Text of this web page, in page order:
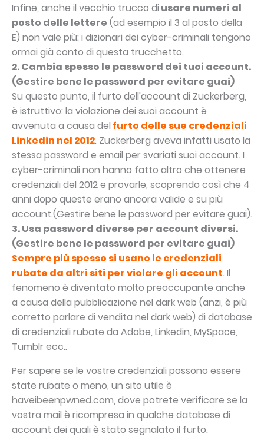
Infine, anche il vecchio trucco di usare numeri al
posto delle lettere (ad esempio il 3 al posto della
E) non vale più: i dizionari dei cyber-criminali tengono
ormai già conto di questa trucchetto.
2. Cambia spesso le password dei tuoi account.
(Gestire bene le password per evitare guai)
Su questo punto, il furto dell'account di Zuckerberg,
è istruttivo: la violazione dei suoi account è
avvenuta a causa del furto delle sue credenziali
Linkedin nel 2012. Zuckerberg aveva infatti usato la
stessa password e email per svariati suoi account. I
cyber-criminali non hanno fatto altro che ottenere
credenziali del 2012 e provarle, scoprendo così che 4
anni dopo queste erano ancora valide e su più
account.(Gestire bene le password per evitare guai).
3. Usa password diverse per account diversi.
(Gestire bene le password per evitare guai)
Sempre più spesso si usano le credenziali
rubate da altri siti per violare gli account. Il
fenomeno è diventato molto preoccupante anche
a causa della pubblicazione nel dark web (anzi, è più
corretto parlare di vendita nel dark web) di database
di credenziali rubate da Adobe, Linkedin, MySpace,
Tumblr ecc..
Per sapere se le vostre credenziali possono essere
state rubate o meno, un sito utile è
haveibeenpwned.com, dove potrete verificare se la
vostra mail è ricompresa in qualche database di
account dei quali è stato segnalato il furto.